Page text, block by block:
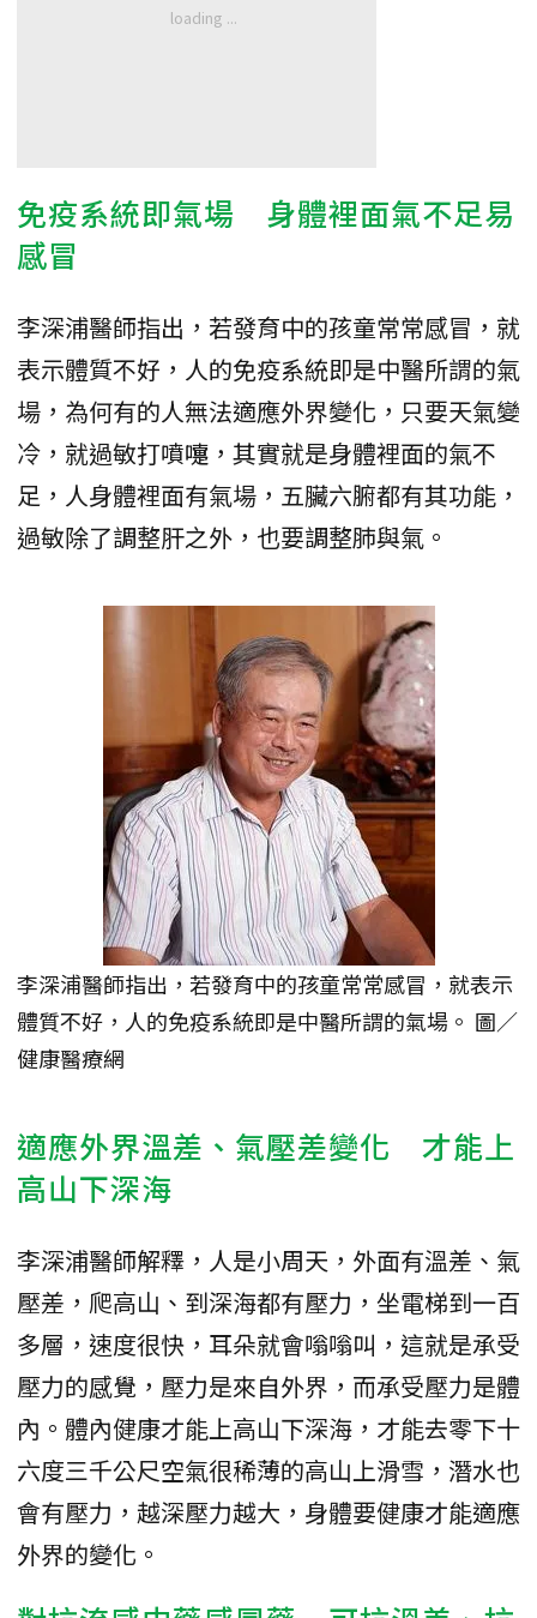
免疫系統即氣場 身體裡面氣不足易
感冒
李深浦醫師指出，若發育中的孩童常常感冒，就
表示體質不好，人的免疫系統即是中醫所謂的氣
場，為何有的人無法適應外界變化，只要天氣變
冷，就過敏打噴嚏，其實就是身體裡面的氣不
足，人身體裡面有氣場，五臟六腑都有其功能，
過敏除了調整肝之外，也要調整肺與氣。
李深浦醫師指出，若發育中的孩童常常感冒，就表示
體質不好，人的免疫系統即是中醫所謂的氣場。 圖／
健康醫療網
適應外界溫差、氣壓差變化 才能上
高山下深海
李深浦醫師解釋，人是小周天，外面有溫差、氣
壓差，爬高山、到深海都有壓力，坐電梯到一百
多層，速度很快，耳朵就會嗡嗡叫，這就是承受
壓力的感覺，壓力是來自外界，而承受壓力是體
內。體內健康才能上高山下深海，才能去零下十
六度三千公尺空氣很稀薄的高山上滑雪，潛水也
會有壓力，越深壓力越大，身體要健康才能適應
外界的變化。